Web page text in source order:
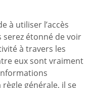
à utiliser l’accès
étonné de voir
à travers les
eux sont vraiment
générale, il se